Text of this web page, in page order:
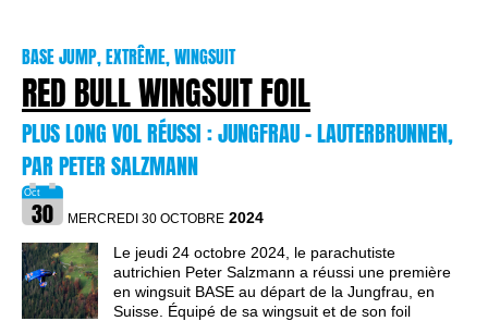
BASE JUMP, EXTRÊME, WINGSUIT
RED BULL WINGSUIT FOIL
PLUS LONG VOL RÉUSSI : JUNGFRAU - LAUTERBRUNNEN,
PAR PETER SALZMANN
MERCREDI 30 OCTOBRE 2024
Le jeudi 24 octobre 2024, le parachutiste
autrichien Peter Salzmann a réussi une première
en wingsuit BASE au départ de la Jungfrau, en
Suisse. Équipé de sa wingsuit et de son foil